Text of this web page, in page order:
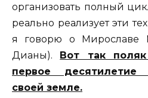
организовать полный
реально реализует эти
я говорю о Мирославе
Дианы). Вот так
первое десятилетие
своей земле.